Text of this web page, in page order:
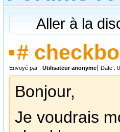
Aller à la
#
Envoyé par : Utilisateur anonyme Date :
Bonjour,
Je voudrais